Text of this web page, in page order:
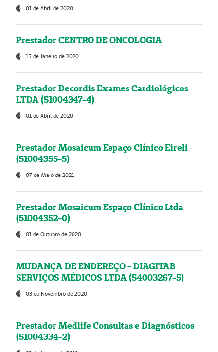
01 de Abril de 2020
Prestador CENTRO DE ONCOLOGIA
15 de Janeiro de 2020
Prestador Decordis Exames Cardiológicos
LTDA (51004347-4)
01 de Abril de 2020
Prestador Mosaicum Espaço Clínico Eireli
(51004355-5)
07 de Maio de 2021
Prestador Mosaicum Espaço Clínico Ltda
(51004352-0)
01 de Outubro de 2020
MUDANÇA DE ENDEREÇO - DIAGITAB
SERVIÇOS MÉDICOS LTDA (54003267-5)
03 de Novembro de 2020
Prestador Medlife Consultas e Diagnósticos
(51004334-2)